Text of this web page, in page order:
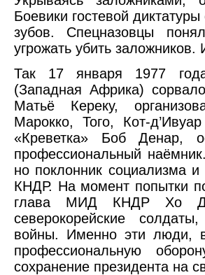
Боевики гостевой
зубов. Спецназовцы
угрожать убить заложников.
Так 17 января 1977
(Западная Африка)
Матьё Кереку,
Марокко, Того, Кот-
«Креветка» Боб Денар,
профессиональный
но поклонник социализма
КНДР. На момент попытки
глава МИД КНДР Хо
северокорейские
войны. Именно эти люди,
профессиональную
сохранение президента на